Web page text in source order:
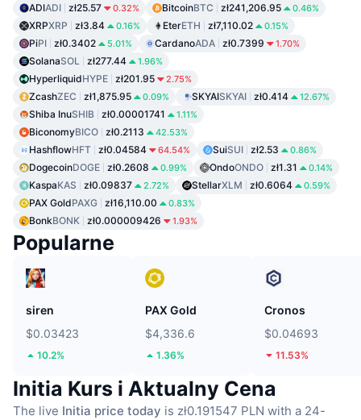
ADIADI zł25.57 0.32% BitcoinBTC zł241,206.95 0.46%
XRPXRP zł3.84 0.16% EterETH zł7,110.02 0.15%
PiPI zł0.3402 5.01% CardanoADA zł0.7399 1.70%
SolanaSOL zł277.44 1.96%
HyperliquidHYPE zł201.95 2.75%
ZcashZEC zł1,875.95 0.09% SKYAISKYAI zł0.414 12.67%
Shiba InuSHIB zł0.00001741 1.11%
BiconomyBICO zł0.2113 42.53%
HashflowHFT zł0.04584 64.54% SuiSUI zł2.53 0.86%
DogecoinDOGE zł0.2608 0.99% OndoONDO zł1.31 0.14%
KaspaKAS zł0.09837 2.72% StellarXLM zł0.6064 0.59%
PAX GoldPAXG zł16,110.00 0.83%
BonkBONK zł0.000009426 1.93%
Popularne
siren
$0.03423
10.2%
PAX Gold
$4,336.6
1.36%
Cronos
$0.04693
11.53%
Initia Kurs i Aktualny Cena
The live Initia price today is zł0.191547 PLN with a 24-